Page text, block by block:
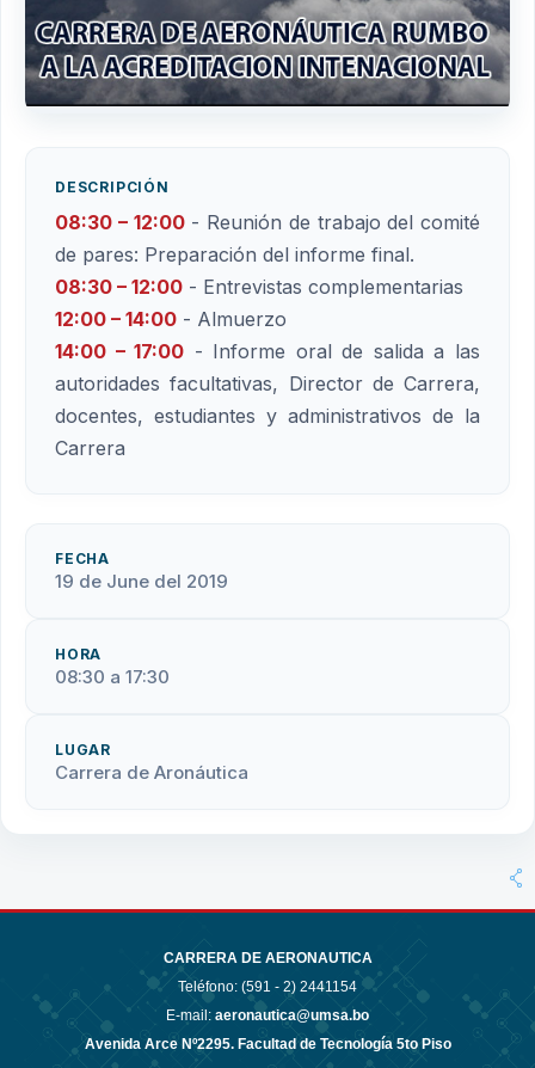
DESCRIPCIÓN
08:30 – 12:00- Reunión de trabajo del comité
de pares: Preparación del informe final.
08:30 – 12:00 - Entrevistas complementarias
12:00 – 14:00 - Almuerzo
14:00 – 17:00 - Informe oral de salida a las
autoridades facultativas, Director de Carrera,
docentes, estudiantes y administrativos de la
Carrera
FECHA
19 de June del 2019
HORA
08:30 a 17:30
LUGAR
Carrera de Aronáutica
CARRERA DE AERONAUTICA
Teléfono: (591 - 2) 2441154
E-mail: aeronautica@umsa.bo
Avenida Arce Nº2295. Facultad de Tecnología 5to Piso